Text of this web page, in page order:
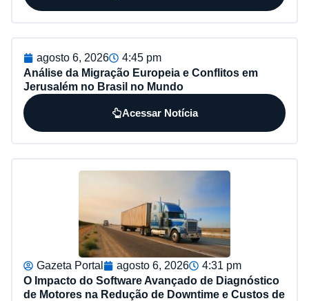
agosto 6, 2026
4:45 pm
Análise da Migração Europeia e Conflitos em
Jerusalém no Brasil no Mundo
Acessar Notícia
Gazeta Portal agosto 6, 2026
4:31 pm
O Impacto do Software Avançado de Diagnóstico
de Motores na Redução de Downtime e Custos de